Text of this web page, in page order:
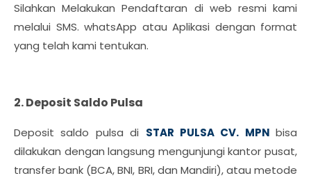
Silahkan Melakukan Pendaftaran di web resmi kami
melalui SMS. whatsApp atau Aplikasi dengan format
yang telah kami tentukan.
2. Deposit Saldo Pulsa
Deposit saldo pulsa di STAR PULSA CV. MPN bisa
dilakukan dengan langsung mengunjungi kantor pusat,
transfer bank (BCA, BNI, BRI, dan Mandiri), atau metode